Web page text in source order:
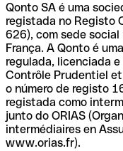
Qonto SA é uma
registada no Registo
626), com sede
França. A Qonto é
regulada, licenciada
Contrôle Prudentiel
o número de registo
registada como
junto do ORIAS
intermédiaires en
www.orias.fr).